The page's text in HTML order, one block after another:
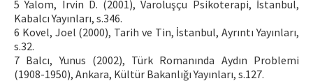
5 Yalom, Irvin D. (2001), Varoluşçu Psikoterapi, İstanbul,
Kabalcı Yayınları, s.346.
6 Kovel, Joel (2000), Tarih ve Tin, İstanbul, Ayrıntı Yayınları,
s.32.
7 Balcı, Yunus (2002), Türk Romanında Aydın Problemi
(1908-1950), Ankara, Kültür Bakanlığı Yayınları, s.127.